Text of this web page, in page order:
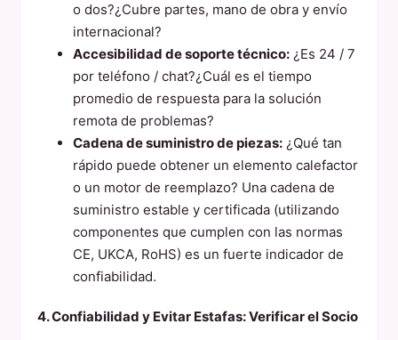
o dos?¿Cubre partes, mano de obra y envío
internacional?
Accesibilidad de soporte técnico: ¿Es 24 / 7
por teléfono / chat?¿Cuál es el tiempo
promedio de respuesta para la solución
remota de problemas?
Cadena de suministro de piezas: ¿Qué tan
rápido puede obtener un elemento calefactor
o un motor de reemplazo? Una cadena de
suministro estable y certificada (utilizando
componentes que cumplen con las normas
CE, UKCA, RoHS) es un fuerte indicador de
confiabilidad.
4. Confiabilidad y Evitar Estafas: Verificar el Socio